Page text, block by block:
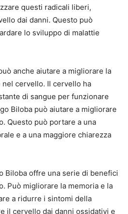
questi radicali liberi,
dai danni. Questo può
lo sviluppo di malattie
anche aiutare a migliorare la
cervello. Il cervello ha
di sangue per funzionare
Biloba può aiutare a migliorare
Questo può portare a una
e a una maggiore chiarezza
Biloba offre una serie di benefici
Può migliorare la memoria e la
a ridurre i sintomi della
il cervello dai danni ossidativi e